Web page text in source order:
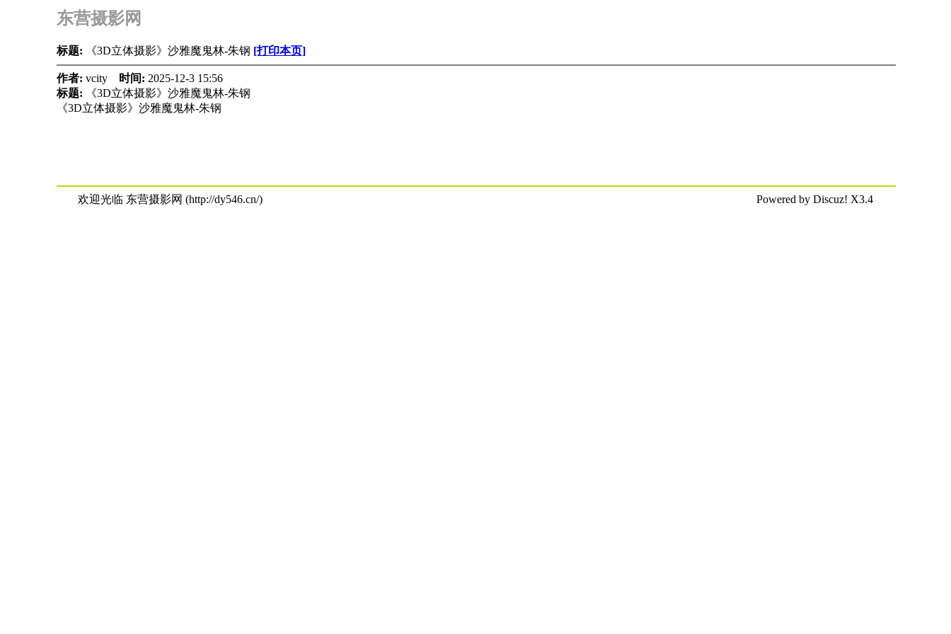
东营摄影网
标题: 《3D立体摄影》沙雅魔鬼林-朱钢 [打印本页]
作者: vcity 时间: 2025-12-3 15:56
标题:
《3D立体摄影》沙雅魔鬼林-朱钢
《3D立体摄影》沙雅魔鬼林-朱钢
欢迎光临 东营摄影网 (http://dy546.cn/) Powered by Discuz! X3.4